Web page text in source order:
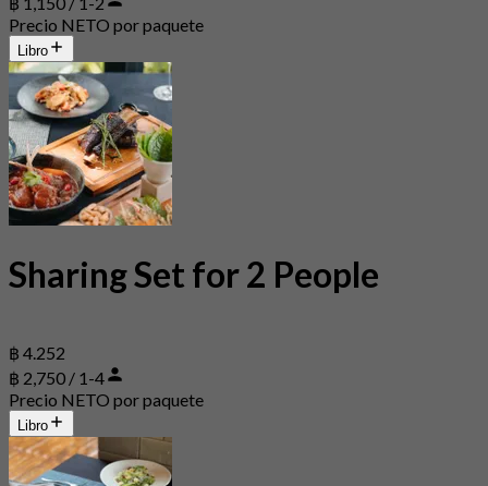
Precio NETO por paquete
Libro
Sharing Set for 2 People
฿ 4.252
฿ 2,750 / 1-4
Precio NETO por paquete
Libro